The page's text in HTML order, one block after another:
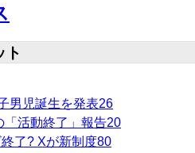
ト
男児誕生を発表26
「活動終了」報告20
了? Xが新制度80